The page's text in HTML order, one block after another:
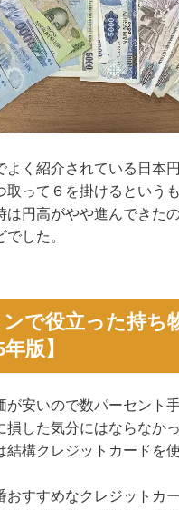
よく紹介されている日本
取って６を掛けるというも
は円高がやや進んできた
した。
で役立った持ち
版】
が安いので数パーセント
損した気分にはならなか
結構クレジットカードを
おすすめなクレジットカ